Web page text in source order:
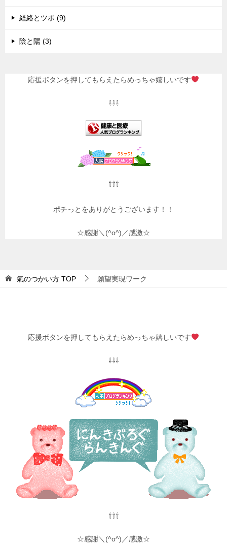
経絡とツボ (9)
陰と陽 (3)
応援ボタンを押してもらえたらめっちゃ嬉しいです
⇩⇩⇩
⇧⇧⇧
ポチっとをありがとうございます！！
☆感謝＼(^o^)／感激☆
氣のつかい方 TOP 願望実現ワーク
応援ボタンを押してもらえたらめっちゃ嬉しいです
⇩⇩⇩
⇧⇧⇧
☆感謝＼(^o^)／感激☆